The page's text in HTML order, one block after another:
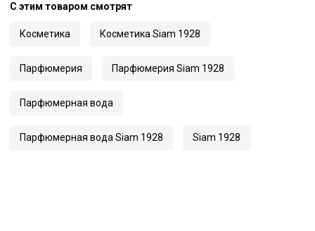
С этим товаром смотрят
Косметика Косметика Siam 1928
Парфюмерия Парфюмерия Siam 1928
Парфюмерная вода
Парфюмерная вода Siam 1928 Siam 1928